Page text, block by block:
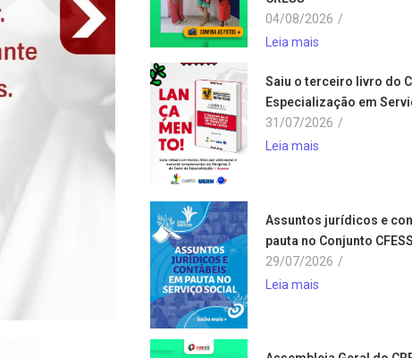
04/08/2026 /
Leia mais
Saiu o terceiro livro do
Especialização em
31/07/2026 /
Leia mais
Assuntos jurídicos e
pauta no Conjunto
29/07/2026 /
Leia mais